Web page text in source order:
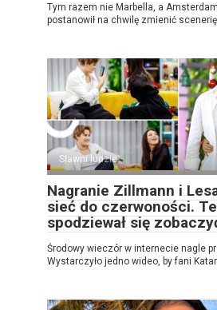
Tym razem nie Marbella, a
postanowił na chwilę zmienić
Sławni ludzie
Nagranie Zillmann i
sieć do czerwoności.
spodziewał się
Środowy wieczór w internecie nagle
Wystarczyło jedno wideo, by fani